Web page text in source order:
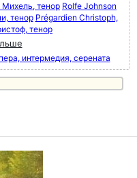
тенор Rolfe Johnson
тенор Prégardien Christoph,
тенор
интермедия, серената